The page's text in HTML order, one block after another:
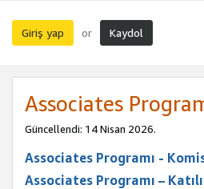
Giriş yap or Kaydol
Associates
Güncellendi: 14 Nisan 2026.
Associates Programı -
Associates Programı –